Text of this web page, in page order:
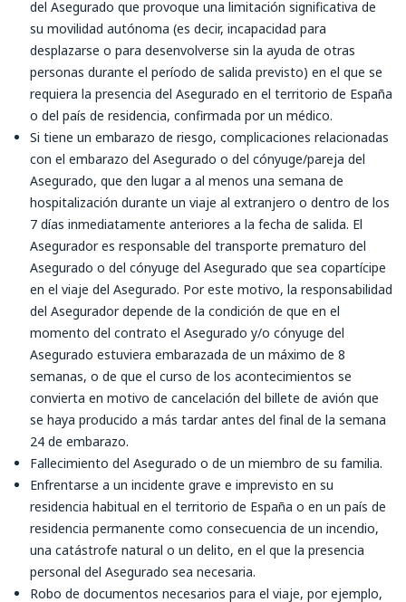
del Asegurado que provoque una limitación significativa de
su movilidad autónoma (es decir, incapacidad para
desplazarse o para desenvolverse sin la ayuda de otras
personas durante el período de salida previsto) en el que se
requiera la presencia del Asegurado en el territorio de España
o del país de residencia, confirmada por un médico.
Si tiene un embarazo de riesgo, complicaciones relacionadas
con el embarazo del Asegurado o del cónyuge/pareja del
Asegurado, que den lugar a al menos una semana de
hospitalización durante un viaje al extranjero o dentro de los
7 días inmediatamente anteriores a la fecha de salida. El
Asegurador es responsable del transporte prematuro del
Asegurado o del cónyuge del Asegurado que sea copartícipe
en el viaje del Asegurado. Por este motivo, la responsabilidad
del Asegurador depende de la condición de que en el
momento del contrato el Asegurado y/o cónyuge del
Asegurado estuviera embarazada de un máximo de 8
semanas, o de que el curso de los acontecimientos se
convierta en motivo de cancelación del billete de avión que
se haya producido a más tardar antes del final de la semana
24 de embarazo.
Fallecimiento del Asegurado o de un miembro de su familia.
Enfrentarse a un incidente grave e imprevisto en su
residencia habitual en el territorio de España o en un país de
residencia permanente como consecuencia de un incendio,
una catástrofe natural o un delito, en el que la presencia
personal del Asegurado sea necesaria.
Robo de documentos necesarios para el viaje, por ejemplo,